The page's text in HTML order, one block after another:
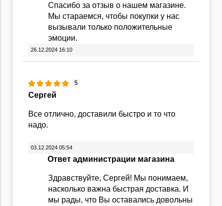
Спасибо за отзыв о нашем магазине.
Мы стараемся, чтобы покупки у нас
вызывали только положительные
эмоции.
26.12.2024 16:10
5
Сергей
Все отлично, доставили быстро и то что
надо.
03.12.2024 05:54
Ответ администрации магазина
Здравствуйте, Сергей! Мы понимаем,
насколько важна быстрая доставка. И
мы рады, что Вы оставались довольны